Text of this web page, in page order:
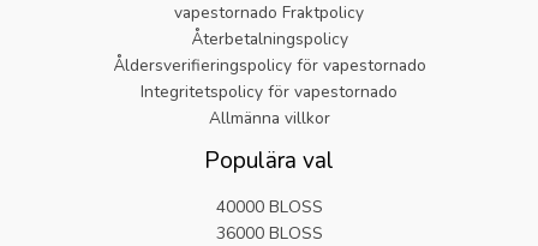
vapestornado Fraktpolicy
Återbetalningspolicy
Åldersverifieringspolicy för vapestornado
Integritetspolicy för vapestornado
Allmänna villkor
Populära val
40000 BLOSS
36000 BLOSS